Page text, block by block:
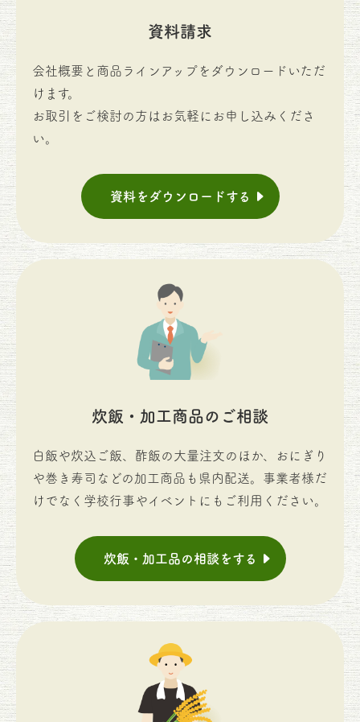
資料請求
会社概要と商品ラインアップをダウンロードいただ
けます。
お取引をご検討の方はお気軽にお申し込みくださ
い。
資料をダウンロードする
炊飯・加工商品のご相談
白飯や炊込ご飯、酢飯の大量注文のほか、おにぎり
や巻き寿司などの加工商品も県内配送。事業者様だ
けでなく学校行事やイベントにもご利用ください。
炊飯・加工品の相談をする